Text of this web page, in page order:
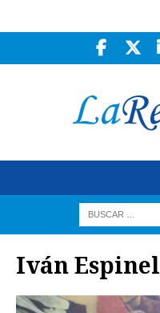
Iván Espinel